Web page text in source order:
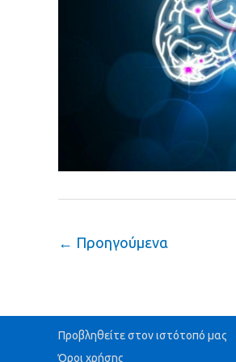
← Προηγούμενα
Προβληθείτε στον ιστότοπό μας
Όροι χρήσης